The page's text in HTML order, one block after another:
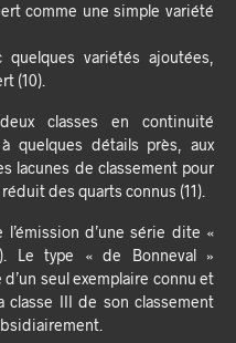
comme une simple variété
variétés ajoutées,
(10).
classes en continuité
quelques détails près, aux
lacunes de classement pour
des quarts connus (11).
d’une série dite «
Le type « de Bonneval »
seul exemplaire connu et
III de son classement